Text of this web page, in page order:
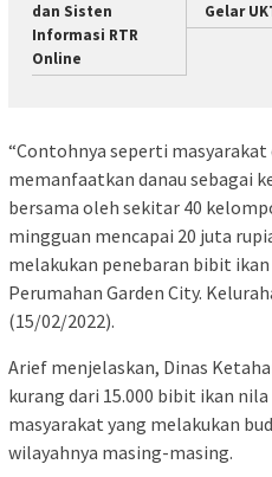
dan Sisten
Informasi RTR
Online
Gelar
“Contohnya seperti masyarakat
memanfaatkan danau sebagai
bersama oleh sekitar 40
mingguan mencapai 20 juta
melakukan penebaran bibit
Perumahan Garden City.
(15/02/2022).
Arief menjelaskan, Dinas
kurang dari 15.000 bibit ikan
masyarakat yang melakukan
wilayahnya masing-masing.